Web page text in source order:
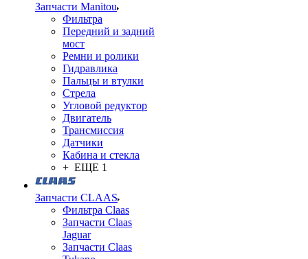
Запчасти Manitou
Фильтра
Передний и задний
мост
Ремни и ролики
Гидравлика
Пальцы и втулки
Стрела
Угловой редуктор
Двигатель
Трансмиссия
Датчики
Кабина и стекла
+ ЕЩЕ 1
Запчасти CLAAS
Фильтра Claas
Запчасти Claas
Jaguar
Запчасти Claas